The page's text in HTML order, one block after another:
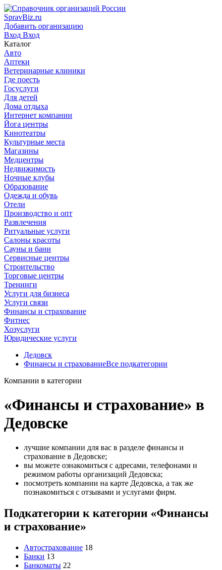
SpravBiz.ru
Добавить организацию
Вход Вход
Каталог
Авто
Аптеки
Ветеринарные клиники
Где поесть
Госуслуги
Для детей
Дома отдыха
Интернет компании
Йога центры
Кинотеатры
Культурные места
Магазины
Медцентры
Недвижимость
Ночные клубы
Образование
Одежда и обувь
Отели
Производство и опт
Развлечения
Ритуальные услуги
Салоны красоты
Сауны и бани
Сервисные центры
Строительство
Торговые центры
Тренинги
Услуги для бизнеса
Услуги связи
Финансы и страхование
Фитнес
Хозуслуги
Юридические услуги
Дедовск
Финансы и страхованиеВсе подкатегории
Компании в категории
«Финансы и страхование» в
Дедовске
лучшие компании для вас в разделе финансы и
страхование в Дедовске;
вы можете ознакомиться с адресами, телефонами и
режимом работы организаций Дедовска;
посмотреть компании на карте Дедовска, а так же
познакомиться с отзывами и услугами фирм.
Подкатегории к категории «Финансы
и страхование»
Автострахование 18
Банки 13
Банкоматы 22